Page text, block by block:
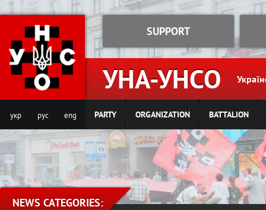
Jump to navigation
УНА-УНСО
SUPPORT
укр рус eng PARTY ORGANIZATION BATTALION
NEWS CATEGORIES: